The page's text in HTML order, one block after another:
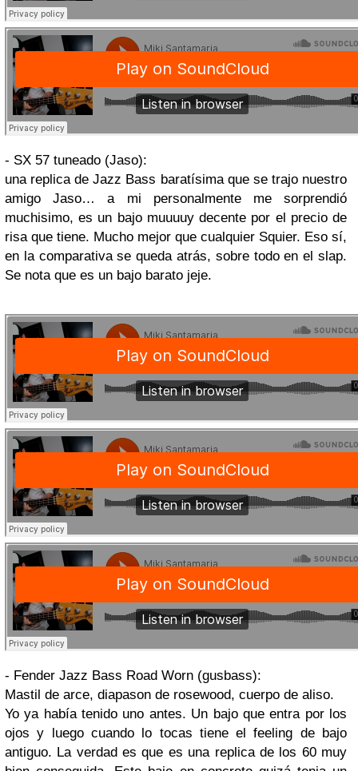
- SX 57 tuneado (Jaso):
una replica de Jazz Bass baratísima que se trajo nuestro
amigo Jaso… a mi personalmente me sorprendió
muchisimo, es un bajo muuuuy decente por el precio de
risa que tiene. Mucho mejor que cualquier Squier. Eso sí,
en la comparativa se queda atrás, sobre todo en el slap.
Se nota que es un bajo barato jeje.
- Fender Jazz Bass Road Worn (gusbass):
Mastil de arce, diapason de rosewood, cuerpo de aliso.
Yo ya había tenido uno antes. Un bajo que entra por los
ojos y luego cuando lo tocas tiene el feeling de bajo
antiguo. La verdad es que es una replica de los 60 muy